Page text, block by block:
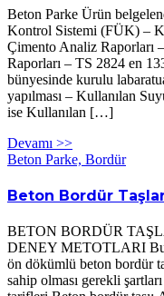
Beton Parke Ürün
Kontrol Sistemi (FÜK) –
Çimento Analiz Raporları
Raporları – TS 2824 en
bünyesinde kurulu
yapılması – Kullanılan
ise Kullanılan […]
Devamı >>
Beton Parke, Bordür
Beton Bordür
BETON BORDÜR
DENEY METOTLARI Bu
ön dökümlü beton bordür
sahip olması gerekli